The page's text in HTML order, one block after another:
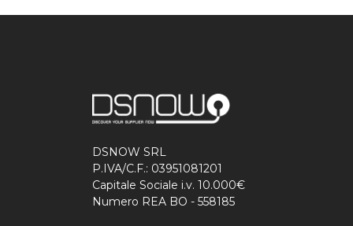
DSNOW SRL
P.IVA/C.F.: 03951081201
Capitale Sociale i.v. 10.000€
Numero REA BO - 558185